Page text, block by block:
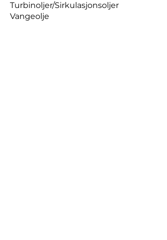
Turbinoljer/Sirkulasjonsoljer
Vangeolje